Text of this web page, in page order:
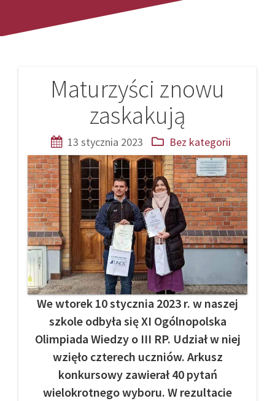
Maturzyści znowu
zaskakują
13 stycznia 2023 Bez kategorii
We wtorek 10 stycznia 2023 r. w naszej
szkole odbyła się XI Ogólnopolska
Olimpiada Wiedzy o III RP. Udział w niej
wzięło czterech uczniów. Arkusz
konkursowy zawierał 40 pytań
wielokrotnego wyboru. W rezultacie
Nawigacja